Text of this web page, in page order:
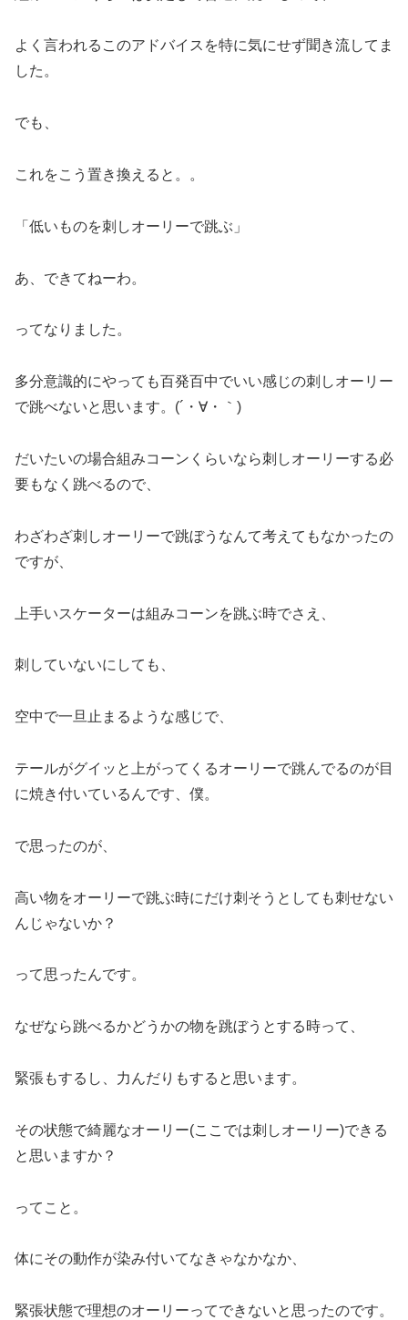
よく言われるこのアドバイスを特に気にせず聞き流してま
した。
でも、
これをこう置き換えると。。
「低いものを刺しオーリーで跳ぶ」
あ、できてねーわ。
ってなりました。
多分意識的にやっても百発百中でいい感じの刺しオーリー
で跳べないと思います。(´・∀・｀)
だいたいの場合組みコーンくらいなら刺しオーリーする必
要もなく跳べるので、
わざわざ刺しオーリーで跳ぼうなんて考えてもなかったの
ですが、
上手いスケーターは組みコーンを跳ぶ時でさえ、
刺していないにしても、
空中で一旦止まるような感じで、
テールがグイッと上がってくるオーリーで跳んでるのが目
に焼き付いているんです、僕。
で思ったのが、
高い物をオーリーで跳ぶ時にだけ刺そうとしても刺せない
んじゃないか？
って思ったんです。
なぜなら跳べるかどうかの物を跳ぼうとする時って、
緊張もするし、力んだりもすると思います。
その状態で綺麗なオーリー(ここでは刺しオーリー)できる
と思いますか？
ってこと。
体にその動作が染み付いてなきゃなかなか、
緊張状態で理想のオーリーってできないと思ったのです。